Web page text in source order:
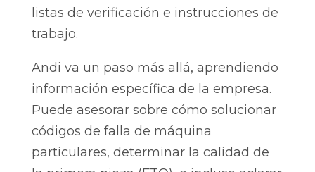
listas de verificación e instrucciones de
trabajo.
Andi va un paso más allá, aprendiendo
información específica de la empresa.
Puede asesorar sobre cómo solucionar
códigos de falla de máquina
particulares, determinar la calidad de